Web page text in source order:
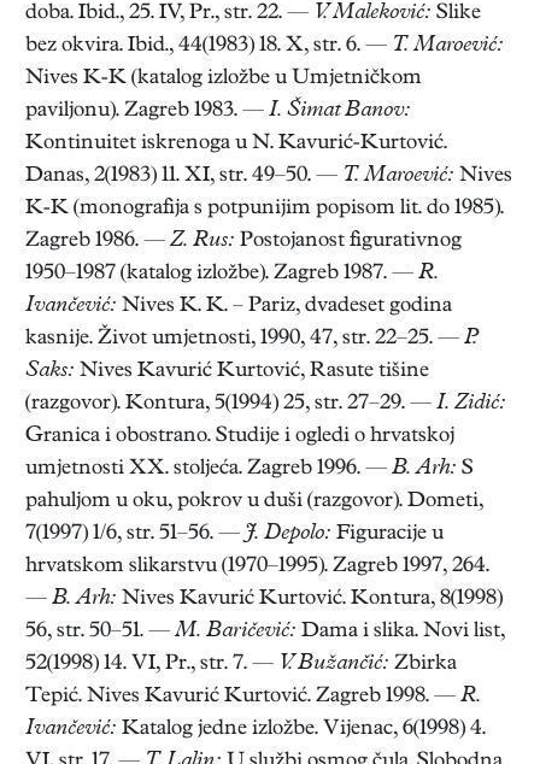
doba. Ibid., 25. IV, Pr., str. 22. — V. Maleković: Slike
bez okvira. Ibid., 44(1983) 18. X, str. 6. — T. Maroević:
Nives K-K (katalog izložbe u Umjetničkom
paviljonu). Zagreb 1983. — I. Šimat Banov:
Kontinuitet iskrenoga u N. Kavurić-Kurtović.
Danas, 2(1983) 11. XI, str. 49–50. — T. Maroević: Nives
K-K (monografija s potpunijim popisom lit. do 1985).
Zagreb 1986. — Z. Rus: Postojanost figurativnog
1950–1987 (katalog izložbe). Zagreb 1987. — R.
Ivančević: Nives K. K. – Pariz, dvadeset godina
kasnije. Život umjetnosti, 1990, 47, str. 22–25. — P.
Saks: Nives Kavurić Kurtović, Rasute tišine
(razgovor). Kontura, 5(1994) 25, str. 27–29. — I. Zidić:
Granica i obostrano. Studije i ogledi o hrvatskoj
umjetnosti XX. stoljeća. Zagreb 1996. — B. Arh: S
pahuljom u oku, pokrov u duši (razgovor). Dometi,
7(1997) 1/6, str. 51–56. — J. Depolo: Figuracije u
hrvatskom slikarstvu (1970–1995). Zagreb 1997, 264.
— B. Arh: Nives Kavurić Kurtović. Kontura, 8(1998)
56, str. 50–51. —M. Baričević: Dama i slika. Novi list,
52(1998) 14. VI, Pr., str. 7. — V. Bužančić: Zbirka
Tepić. Nives Kavurić Kurtović. Zagreb 1998. — R.
Ivančević: Katalog jedne izložbe. Vijenac, 6(1998) 4.